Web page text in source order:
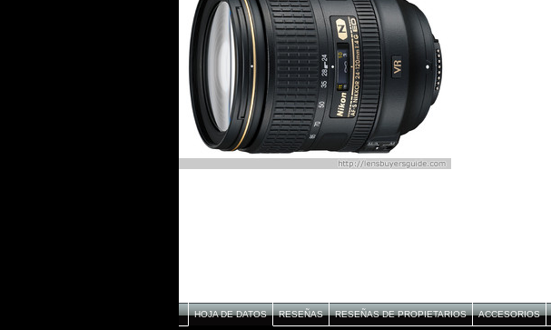
HOJA DE DATOS RESEÑAS RESEÑAS DE PROPIETARIOS ACCESORIOS